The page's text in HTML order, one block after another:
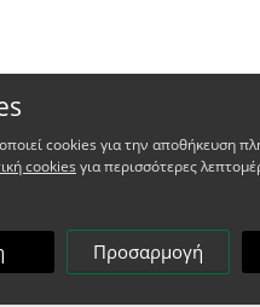
cookies για την αποθήκευση
cookies για περισσότερες
Προσαρμογή